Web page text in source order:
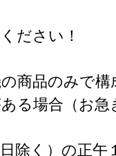
ださい！
商品のみで構
る場合（お急
除く）の正午